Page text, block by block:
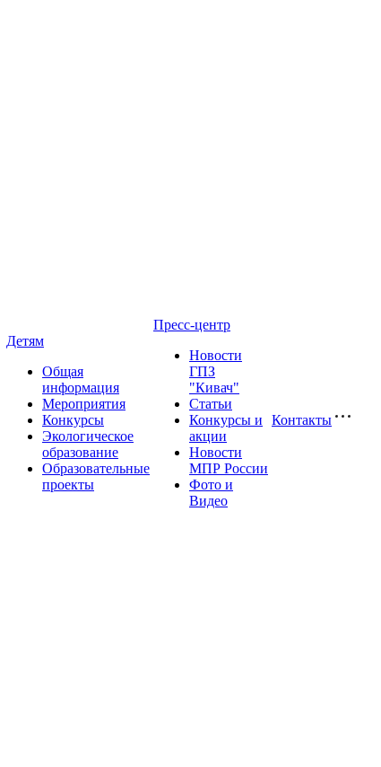
Детям
Общая
информация
Мероприятия
Конкурсы
Экологическое
образование
Образовательные
проекты
Пресс-центр
Новости
ГПЗ
"Кивач"
Статьи
Конкурсы и
акции
Новости
МПР России
Фото и
Видео
Контакты